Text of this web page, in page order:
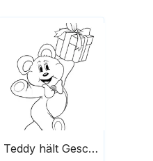
Teddy hält Geschenk